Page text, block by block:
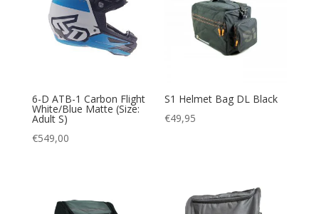
6-D ATB-1 Carbon Flight
White/Blue Matte (Size:
Adult S)
€549,00
S1 Helmet Bag DL Black
€49,95